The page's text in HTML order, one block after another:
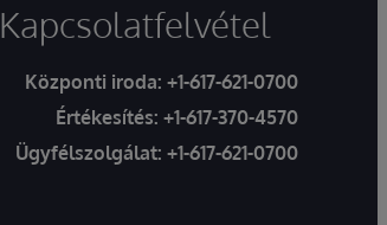
Kapcsolatfelvétel
Központi iroda: +1-617-621-0700
Értékesítés: +1-617-370-4570
Ügyfélszolgálat: +1-617-621-0700